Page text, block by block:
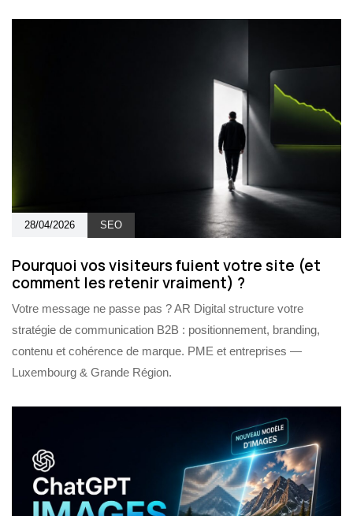
28/04/2026 SEO
Pourquoi vos visiteurs fuient votre site (et
comment les retenir vraiment) ?
Votre message ne passe pas ? AR Digital structure votre
stratégie de communication B2B : positionnement, branding,
contenu et cohérence de marque. PME et entreprises —
Luxembourg & Grande Région.